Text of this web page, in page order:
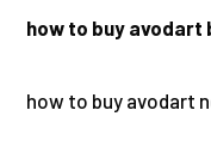
how to buy avodart
how to buy avodart